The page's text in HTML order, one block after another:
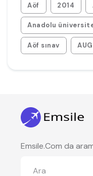
Aöf 2014
Anadolu
Aöf sınav
Emsile.Com da